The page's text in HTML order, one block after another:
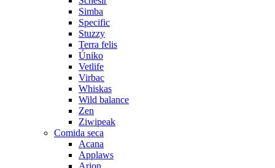
Simba
Specific
Stuzzy
Terra felis
Úniko
Vetlife
Virbac
Whiskas
Wild balance
Zen
Ziwipeak
Comida seca
Acana
Applaws
Arion